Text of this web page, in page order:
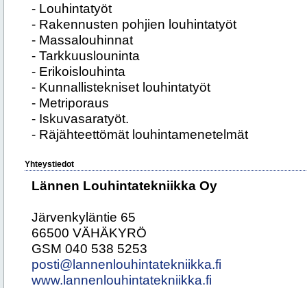
- Louhintatyöt
- Rakennusten pohjien louhintatyöt
- Massalouhinnat
- Tarkkuuslouninta
- Erikoislouhinta
- Kunnallistekniset louhintatyöt
- Metriporaus
- Iskuvasaratyöt.
- Räjähteettömät louhintamenetelmät
Yhteystiedot
Lännen Louhintatekniikka Oy
Järvenkyläntie 65
66500 VÄHÄKYRÖ
GSM 040 538 5253
posti@lannenlouhintatekniikka.fi
www.lannenlouhintatekniikka.fi